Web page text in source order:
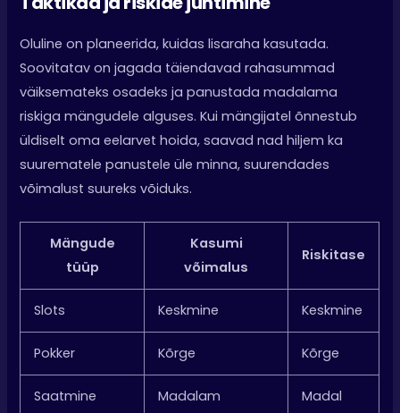
Oluline on planeerida, kuidas lisaraha kasutada.
Soovitatav on jagada täiendavad rahasummad
väiksemateks osadeks ja panustada madalama
riskiga mängudele alguses. Kui mängijatel õnnestub
üldiselt oma eelarvet hoida, saavad nad hiljem ka
suurematele panustele üle minna, suurendades
võimalust suureks võiduks.
Mängude
tüüp
Kasumi
võimalus
Riskitase
Slots Keskmine Keskmine
Pokker Kõrge Kõrge
Saatmine Madalam Madal